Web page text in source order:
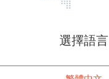
頁面無法顯示
選擇語言